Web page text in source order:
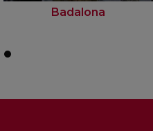
Badalona